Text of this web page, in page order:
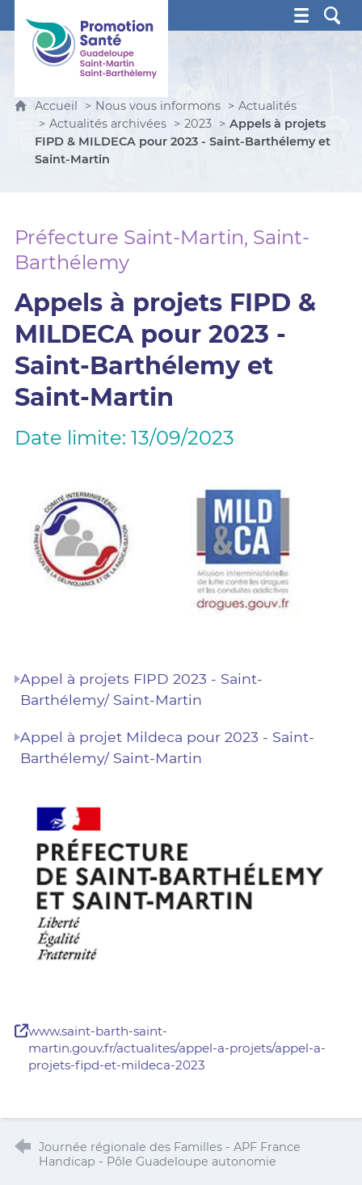
Promotion Santé Guadeloupe, Saint-Martin, Saint
Accueil Nous vous informons
Actualités
Actualités archivées
2023
Appels à projets
FIPD & MILDECA pour 2023 - Saint-Barthélemy et
Saint-Martin
Préfecture Saint-Martin, Saint-
Barthélemy
Appels à projets FIPD &
MILDECA pour 2023 -
Saint-Barthélemy et
Saint-Martin
Date limite: 13/09/2023
Appel à projets FIPD 2023 - Saint-
Barthélemy/ Saint-Martin
Appel à projet Mildeca pour 2023 - Saint-
Barthélemy/ Saint-Martin
www.saint-barth-saint-
martin.gouv.fr/actualites/appel-a-projets/appel-a-
projets-fipd-et-mildeca-2023
Journée régionale des Familles - APF France
Handicap - Pôle Guadeloupe autonomie